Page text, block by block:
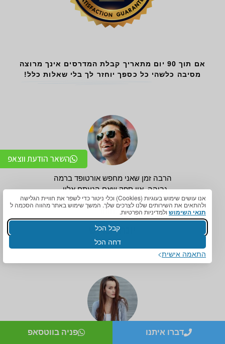
אנו עושים שימוש בעוגיות (Cookies) וכלי ניטור כדי לשפר את חוויית הגלישה
ולהתאים את השירותים שלנו לצרכים שלך. המשך שימוש באתר מהווה הסכמה ל
תנאי השימוש ולמדיניות הפרטיות.
קבל הכל
דחה הכל
התאמה אישית
אם תוך 90 יום מתאריך קבלת המדרסים אינך מרוצה
מסיבה כלשהי כל כספך יוחזר לך בלי שאלות כלל!
הרבה זמן שאני מחפש אורטופד ברמה
גבוהה, אין ספק שאם הגעתם אליו -
הגעתם לאחד האנשים במקצועיים
בתחום!
יונתן ברוש
השאר הודעת ווצאפ
דברו איתנו פניה בווטסאפ